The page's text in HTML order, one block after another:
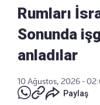
Rumları
Sonunda
anladılar
10 Ağustos, 2026 -
Paylaş